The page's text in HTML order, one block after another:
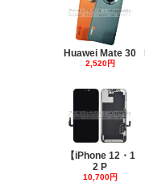
Huawei Mate 30
2,520円
【iPhone 12・1
2 P
10,700円